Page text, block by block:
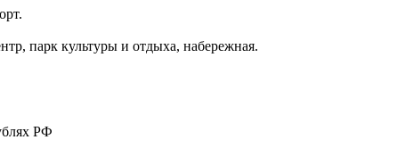
парк культуры и отдыха, набережная.
РФ